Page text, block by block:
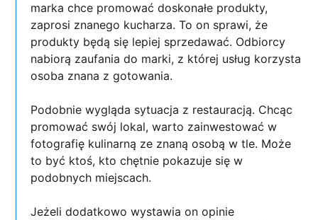
marka chce promować doskonałe produkty,
zaprosi znanego kucharza. To on sprawi, że
produkty będą się lepiej sprzedawać. Odbiorcy
nabiorą zaufania do marki, z której usług korzysta
osoba znana z gotowania.
Podobnie wygląda sytuacja z restauracją. Chcąc
promować swój lokal, warto zainwestować w
fotografię kulinarną ze znaną osobą w tle. Może
to być ktoś, kto chętnie pokazuje się w
podobnych miejscach.
Jeżeli dodatkowo wystawia on opinie